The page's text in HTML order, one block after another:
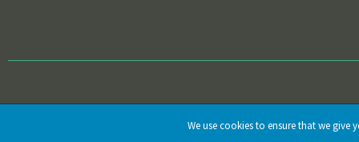
@ 2025 • Mercedes & Pereira, Lda. Todos os direitos reservadosWe use cookies to ensure that we give